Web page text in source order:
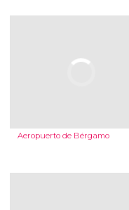
Aeropuerto de Bérgamo